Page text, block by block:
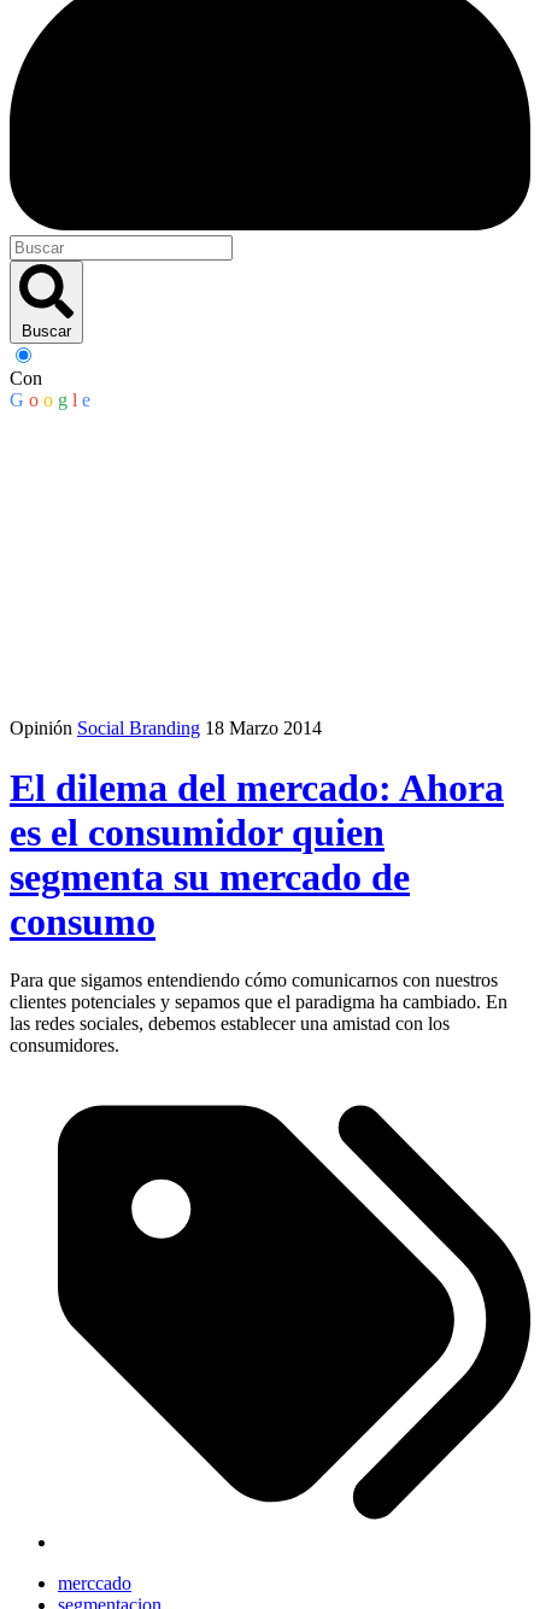
Buscar
Con
G o o g l e
Opinión Social Branding 18 Marzo 2014
El dilema del mercado: Ahora
es el consumidor quien
segmenta su mercado de
consumo
Para que sigamos entendiendo cómo comunicarnos con nuestros
clientes potenciales y sepamos que el paradigma ha cambiado. En
las redes sociales, debemos establecer una amistad con los
consumidores.
merccado
segmentacion